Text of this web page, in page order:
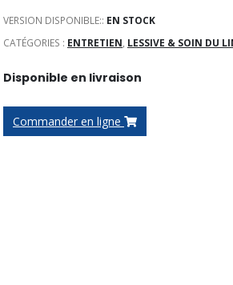
VERSION DISPONIBLE:: EN STOCK
CATÉGORIES : ENTRETIEN, LESSIVE & SOIN DU
Disponible en livraison
Commander en ligne